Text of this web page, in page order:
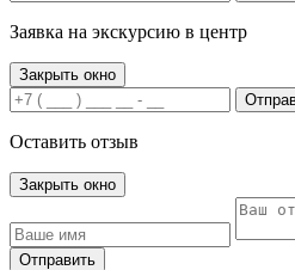
Заявка на экскурсию в центр
Закрыть окно
Оставить отзыв
Закрыть окно
Отправить